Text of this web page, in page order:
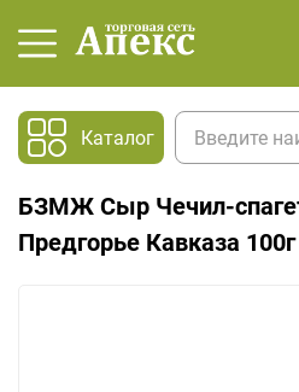
Каталог
БЗМЖ Сыр Чечил-
Предгорье Кавказа